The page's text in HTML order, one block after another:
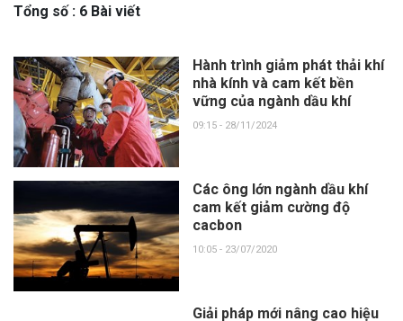
Tổng số : 6 Bài viết
Hành trình giảm phát thải khí
nhà kính và cam kết bền
vững của ngành dầu khí
09:15 - 28/11/2024
Các ông lớn ngành dầu khí
cam kết giảm cường độ
cacbon
10:05 - 23/07/2020
Giải pháp mới nâng cao hiệu